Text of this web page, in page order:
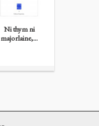
Ni thym ni
majorlaine,...